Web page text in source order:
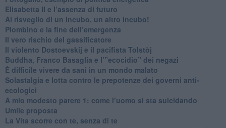
​Elisabetta II e l’assenza di futuro
Al risveglio di un incubo, un altro incubo!
​Piombino e la fine dell’emergenza
​Il vero rischio del gassificatore
​Il violento Dostoevskij e il pacifista Tolstòj
​Buddha, Franco Basaglia e l’”ecocidio” dei negazi
​È difficile vivere da sani in un mondo malato
Solastalgia e lotta contro le prepotenze dei governi anti-
ecologici
​A mio modesto parere 1: come l’uomo si sta suicidando
​Umile proposta
​La Vita scorre con te, senza di te